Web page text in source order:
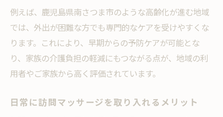
例えば、鹿児島県南さつま市のような高齢化が進む地域
では、外出が困難な方でも専門的なケアを受けやすくな
ります。これにより、早期からの予防ケアが可能とな
り、家族の介護負担の軽減にもつながる点が、地域の利
用者やご家族から高く評価されています。
日常に訪問マッサージを取り入れるメリット